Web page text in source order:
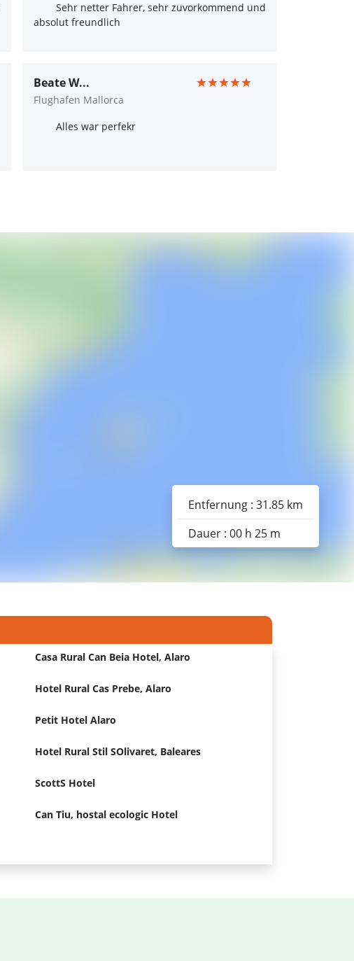
Sehr netter Fahrer, sehr zuvorkommend und
absolut freundlich
Beate W...
Flughafen Mallorca
Alles war perfekr
Entfernung : 31.85 km
Dauer : 00 h 25 m
Casa Rural Can Beia Hotel, Alaro
Hotel Rural Cas Prebe, Alaro
Petit Hotel Alaro
Hotel Rural Stil SOlivaret, Baleares
ScottS Hotel
Can Tiu, hostal ecologic Hotel